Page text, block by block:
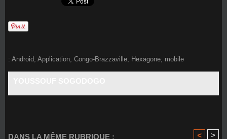
: Android Application Congo-Brazzaville Hexagone mobile
DANS LA MÊME RUBRIQUE : < >